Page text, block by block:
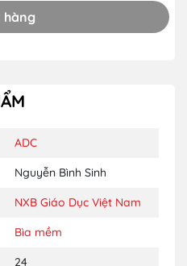
hàng
ADC
Nguyễn Bình Sinh
NXB Giáo Dục Việt Nam
Bìa mềm
24